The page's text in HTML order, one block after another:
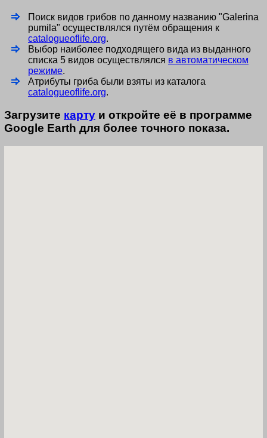
Поиск видов грибов по данному названию "Galerina
pumila" осуществлялся путём обращения к
catalogueoflife.org.
Выбор наиболее подходящего вида из выданного
списка 5 видов осуществлялся в автоматическом
режиме.
Атрибуты гриба были взяты из каталога
catalogueoflife.org.
Загрузите карту и откройте её в программе
Google Earth для более точного показа.